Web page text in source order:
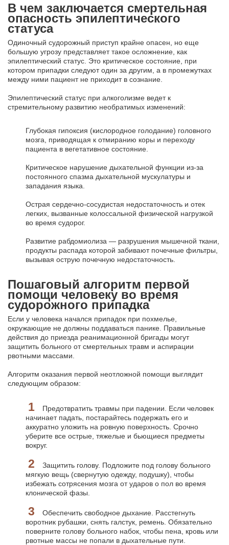
В чем заключается смертельная
опасность эпилептического
статуса
Одиночный судорожный приступ крайне опасен, но еще
большую угрозу представляет такое осложнение, как
эпилептический статус. Это критическое состояние, при
котором припадки следуют один за другим, а в промежутках
между ними пациент не приходит в сознание.
Эпилептический статус при алкоголизме ведет к
стремительному развитию необратимых изменений:
Глубокая гипоксия (кислородное голодание) головного
мозга, приводящая к отмиранию коры и переходу
пациента в вегетативное состояние.
Критическое нарушение дыхательной функции из-за
постоянного спазма дыхательной мускулатуры и
западания языка.
Острая сердечно-сосудистая недостаточность и отек
легких, вызванные колоссальной физической нагрузкой
во время судорог.
Развитие рабдомиолиза — разрушения мышечной ткани,
продукты распада которой забивают почечные фильтры,
вызывая острую почечную недостаточность.
Пошаговый алгоритм первой
помощи человеку во время
судорожного припадка
Если у человека начался припадок при похмелье,
окружающие не должны поддаваться панике. Правильные
действия до приезда реанимационной бригады могут
защитить больного от смертельных травм и аспирации
рвотными массами.
Алгоритм оказания первой неотложной помощи выглядит
следующим образом:
Предотвратить травмы при падении. Если человек
начинает падать, постарайтесь подержать его и
аккуратно уложить на ровную поверхность. Срочно
уберите все острые, тяжелые и бьющиеся предметы
вокруг.
Защитить голову. Подложите под голову больного
мягкую вещь (свернутую одежду, подушку), чтобы
избежать сотрясения мозга от ударов о пол во время
клонической фазы.
Обеспечить свободное дыхание. Расстегнуть
воротник рубашки, снять галстук, ремень. Обязательно
поверните голову больного набок, чтобы пена, кровь или
рвотные массы не попали в дыхательные пути.